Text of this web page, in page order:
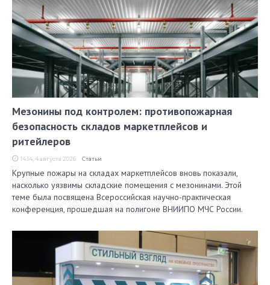
Мезонины под контролем: противопожарная
безопасность складов маркетплейсов и
ритейлеров
14:14, 4 августа 2026 Статьи
Крупные пожары на складах маркетплейсов вновь показали,
насколько уязвимы складские помещения с мезонинами. Этой
теме была посвящена Всероссийская научно-практическая
конференция, прошедшая на полигоне ВНИИПО МЧС России.